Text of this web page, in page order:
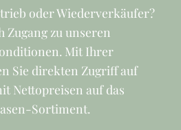
oder Wiederverkäufer?
Zugang zu unseren
Mit Ihrer
Sie direkten Zugriff auf
Nettopreisen auf das
Sortiment.